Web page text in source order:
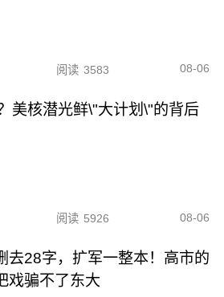
阅读 3583 08-06
美核潜光鲜\"大计划\"的背后
阅读 5926 08-06
去28字，扩军一整本！高市的
戏骗不了东大